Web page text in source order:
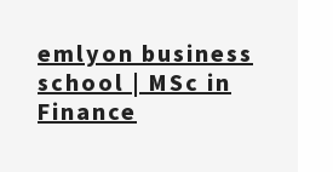
emlyon business
school | MSc in
Finance